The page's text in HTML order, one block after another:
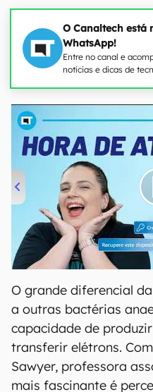
O Canaltech está
WhatsApp!
Entre no canal e
notícias e dicas de
00:00 04:52
O grande diferencial da
a outras bactérias
capacidade de
transferir elétrons.
Sawyer, professora
mais fascinante é